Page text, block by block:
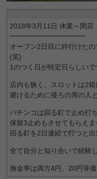
2018年3月11日 休業～閉店
━━━━━━━━━━━
オープン2日目に絆行けた
(笑)
1のつく日が特定日らしい
店内も狭く、スロットは2
避けるために後ろの席の人
パチンコは回る釘で止め打
保留3止めもさせてもらえま
回る釘を2日連続で打つと
全て自分と知り合いで経験
換金率は両方4円、20円等